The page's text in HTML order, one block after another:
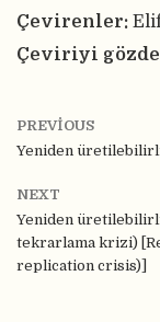
Çevirenler:
Çeviriyi
PREVIOUS
Yeniden
NEXT
Yeniden
tekrarlama krizi)
replication crisis)]